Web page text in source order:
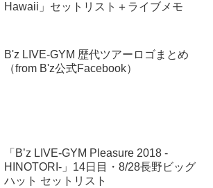
Hawaii」セットリスト＋ライブメモ
B'z LIVE-GYM 歴代ツアーロゴまとめ
（from B'z公式Facebook）
「B’z LIVE-GYM Pleasure 2018 -
HINOTORI-」14日目・8/28長野ビッグ
ハット セットリスト